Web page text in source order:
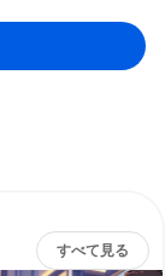
すべて見る